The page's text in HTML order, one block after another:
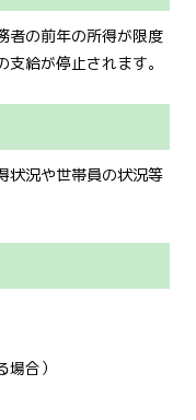
者の前年の所得が限度
給が停止されます。
状況や世帯員の状況等
合）